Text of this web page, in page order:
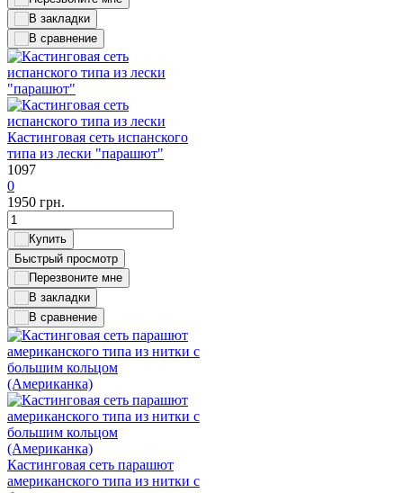
Кастинговая сеть испанского
типа из лески "парашют"
1097
0
1950 грн.
Быстрый просмотр
Кастинговая сеть парашют
американского типа из нитки с